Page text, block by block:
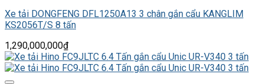
Xe tải DONGFENG DFL1250A13 3 chân gắn cẩu KANGLIM
KS2056T/S 8 tấn
1,290,000,000₫